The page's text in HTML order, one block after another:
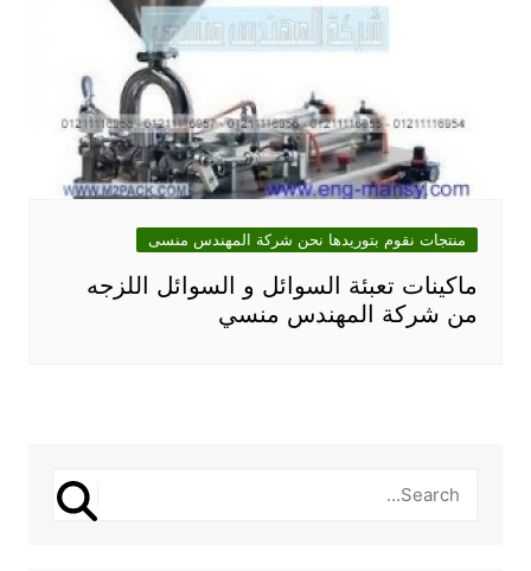
منتجات نقوم بتوريدها نحن شركة المهندس منسى
ماكينات تعبئة السوائل و السوائل اللزجه
من شركة المهندس منسي